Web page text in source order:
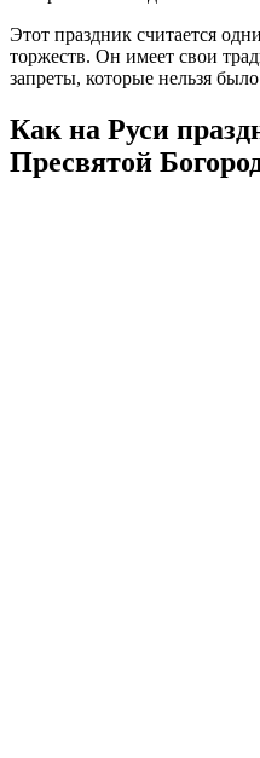
Этот праздник считается
торжеств. Он имеет свои
запреты, которые нельзя
Как на Руси
Пресвятой